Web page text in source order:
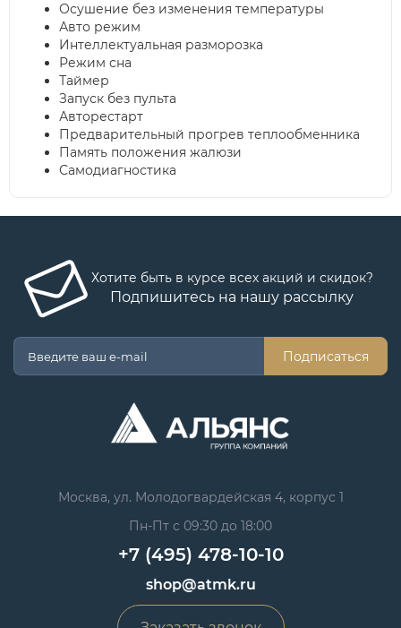
Осушение без изменения температуры
Авто режим
Интеллектуальная разморозка
Режим сна
Таймер
Запуск без пульта
Авторестарт
Предварительный прогрев теплообменника
Память положения жалюзи
Самодиагностика
Хотите быть в курсе всех акций и скидок?
Подпишитесь на нашу рассылку
Подписаться
Москва, ул. Молодогвардейская 4, корпус 1
Пн-Пт с 09:30 до 18:00
+7 (495) 478-10-10
shop@atmk.ru